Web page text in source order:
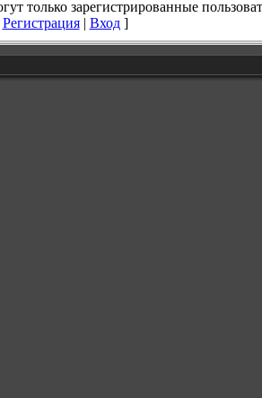
только зарегистрированные
Регистрация| Вход]